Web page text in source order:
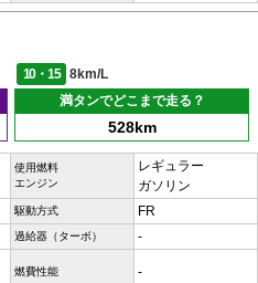
10・15
8km/L
満タンでどこまで走る？
528km
使用燃料
エンジン
レギュラー
ガソリン
駆動方式 FR
過給器（ターボ） -
燃費性能 -